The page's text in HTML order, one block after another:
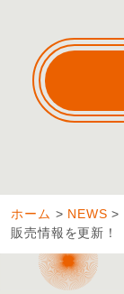
ホーム > NEWS >
販売情報を更新！